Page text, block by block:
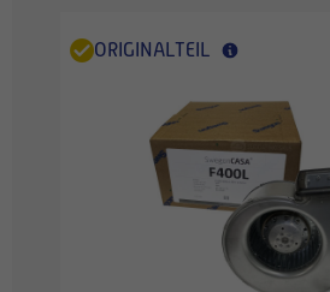
ORIGINALTEIL